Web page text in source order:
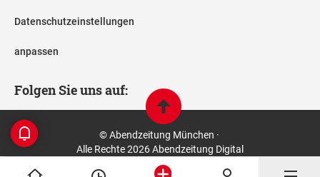
Datenschutzeinstellungen
anpassen
Folgen Sie uns auf:
© Abendzeitung München ·
Alle Rechte 2026 Abendzeitung Digital